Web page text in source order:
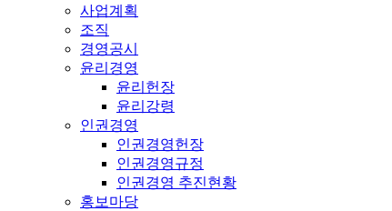
사업계획
조직
경영공시
윤리경영
윤리헌장
윤리강령
인권경영
인권경영헌장
인권경영규정
인권경영 추진현황
홍보마당